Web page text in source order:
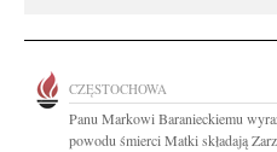
CZĘSTOCHOWA
Panu Markowi Baranieckiemu
powodu śmierci Matki składają